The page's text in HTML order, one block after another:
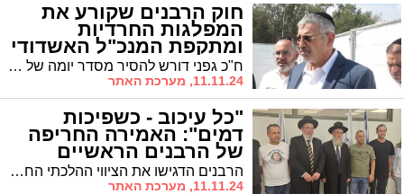
חוק הרבנים שקורע את
המפלגות החרדיות
ומתקפת המנכ"ל האשדודי
ח"כ גפני דורש להסיר מסדר יומה של מליאת הכנסת את 'חוק הרבנים' של ש"ס ולאחר שזו הביעה במהלך השבוע האחרון הסתייגות מחוק המעונות וחוק הגיוס לא מקודם. מנכ"ל המשרד לשירותי דת מאשדוד יהודה אבידן תקף בחריפות
11.11.24, מערכת האתר
"כל עיכוב - כשפיכות
דמים": האמירה החריפה
של הרבנים הראשיים
הרבנים הדגישו את הציווי ההלכתי החמור להשבת החטופים, באומרם: "כל רגע שמאחר לפדות השבויים, במקום בו אפשר להקדים, הוי כאילו שופך דמים"
11.11.24, מערכת האתר